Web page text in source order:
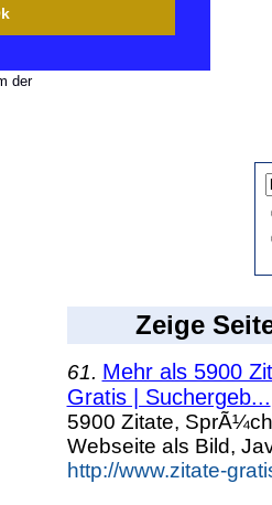
der
Zeige
61. Mehr als 5900
Gratis | Suchergeb...
5900 Zitate,
Webseite als Bild,
http://www.zitate-